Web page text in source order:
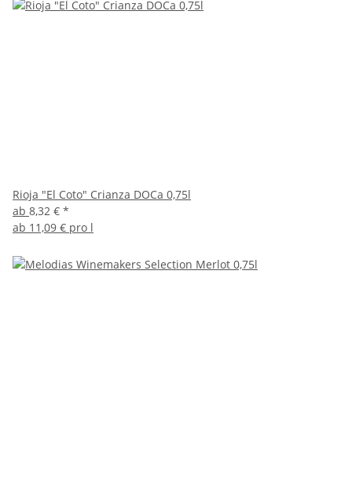
Rioja "El Coto" Crianza DOCa 0,75l
ab 8,32 € *
ab 11,09 € pro l